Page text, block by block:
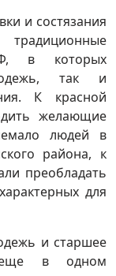
и состязания
в которых
так и
К красной
желающие
людей в
района, к
преобладать
для
и старшее
еще в одном